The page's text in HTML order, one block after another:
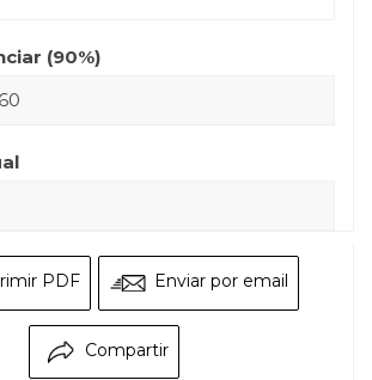
(90%)
PDF Enviar por email
Compartir